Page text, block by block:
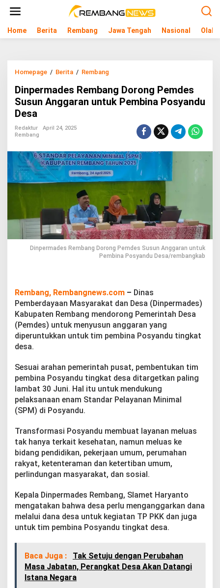
t
Home Berita Rembang Jawa Tengah Nasional
Homepage / Berita / Rembang
n
p
e
e
s
R
e
b
a
n
g
D
o
r
o
e
m
d
s
S
u
n
A
n
g
a
n
u
n
u
P
e
m
b
i
P
o
Dinpermades Rembang Dorong Pemdes
Susun Anggaran untuk Pembina Posyandu
Desa
Redaktur
April 24, 2025
Rembang
Dinpermades Rembang Dorong Pemdes Susun Anggaran untuk
Pembina Posyandu Desa/rembangkab
Rembang, Rembangnews.com – Dinas
Pemberdayaan Masyarakat dan Desa (Dinpermades)
Kabupaten Rembang mendorong Pemerintah Desa
(Pemdes) untuk menyusun anggaran yang
diperuntukkan untuk tim pembina Posyandu tingkat
desa.
Sesuai arahan pemerintah pusat, pembentukan tim
pembina Posyandu tingkat desa ditargetkan paling
lambat 30 Juni. Hal itu untuk mendukung
pelaksanaan enam Standar Pelayanan Minimal
(SPM) di Posyandu.
Transformasi Posyandu membuat layanan meluas
tak hanya terkait kesehatan, namun meluas ke
bidang pendidikan, pekerjaan umum, perumahan
rakyat, ketenteraman dan ketertiban umum,
perlindungan masyarakat, dan sosial.
Kepala Dinpermades Rembang, Slamet Haryanto
mengatakan bahwa desa perlu menganggarkan dana
melalui dana desa untuk kegiatan TP PKK dan juga
untuk tim pembina Posyandu tingkat desa.
Baca Juga :
Tak Setuju dengan Perubahan
Masa Jabatan, Perangkat Desa Akan Datangi
Istana Negara